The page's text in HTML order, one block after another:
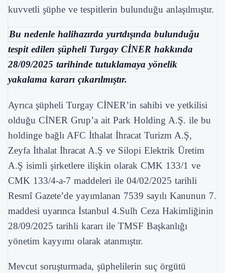
kuvvetli şüphe ve tespitlerin bulunduğu anlaşılmıştır.
Bu nedenle halihazırda yurtdışında bulunduğu
tespit edilen şüpheli Turgay CİNER hakkında
28/09/2025 tarihinde tutuklamaya yönelik
yakalama kararı çıkarılmıştır.
Ayrıca şüpheli Turgay CİNER’in sahibi ve yetkilisi
olduğu CİNER Grup’a ait Park Holding A.Ş. ile bu
holdinge bağlı AFC İthalat İhracat Turizm A.Ş,
Zeyfa İthalat İhracat A.Ş ve Silopi Elektrik Üretim
A.Ş isimli şirketlere ilişkin olarak CMK 133/1 ve
CMK 133/4-a-7 maddeleri ile 04/02/2025 tarihli
Resmî Gazete’de yayımlanan 7539 sayılı Kanunun 7.
maddesi uyarınca İstanbul 4.Sulh Ceza Hakimliğinin
28/09/2025 tarihli kararı ile TMSF Başkanlığı
yönetim kayyımı olarak atanmıştır.
Mevcut soruşturmada, şüphelilerin suç örgütü